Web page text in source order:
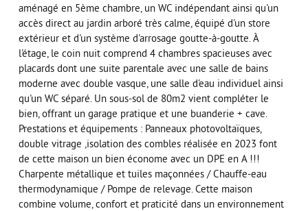
aménagé en 5ème chambre, un WC indépendant ainsi qu'un
accès direct au jardin arboré très calme, équipé d'un store
extérieur et d'un système d'arrosage goutte-à-goutte. À
l'étage, le coin nuit comprend 4 chambres spacieuses avec
placards dont une suite parentale avec une salle de bains
moderne avec double vasque, une salle d'eau individuel ainsi
qu'un WC séparé. Un sous-sol de 80m2 vient compléter le
bien, offrant un garage pratique et une buanderie + cave.
Prestations et équipements : Panneaux photovoltaïques,
double vitrage ,isolation des combles réalisée en 2023 font
de cette maison un bien économe avec un DPE en A !!!
Charpente métallique et tuiles maçonnées / Chauffe-eau
thermodynamique / Pompe de relevage. Cette maison
combine volume, confort et praticité dans un environnement